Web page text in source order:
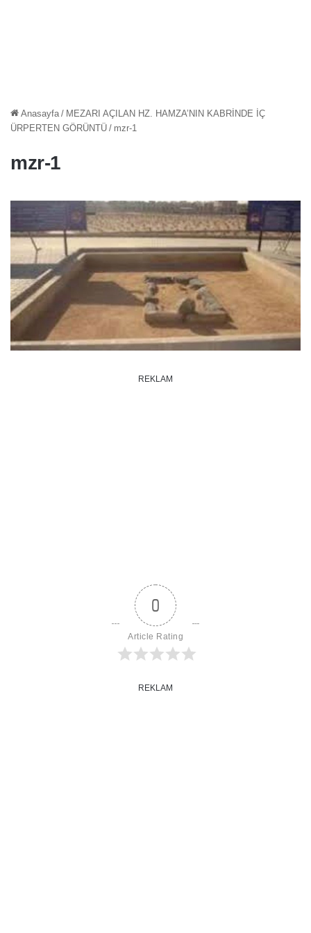
Anasayfa / MEZARI AÇILAN HZ. HAMZA’NIN KABRİNDE İÇ
ÜRPERTEN GÖRÜNTÜ / mzr-1
mzr-1
REKLAM
0
Article Rating
REKLAM